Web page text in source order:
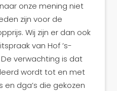
onze mening niet
zijn voor de
Wij zijn er dan ook
van Hof ’s-
verwachting is dat
wordt tot en met
en dga’s die gekozen